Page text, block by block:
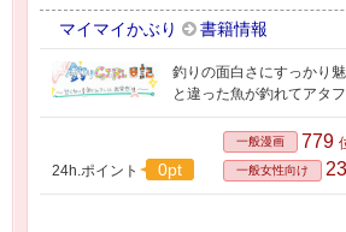
マイマイかぶり 書籍情報
釣りの面白さにすっかり
と違った魚が釣れてアタ
24h.ポイント 0pt
一般漫画 779
一般女性向け